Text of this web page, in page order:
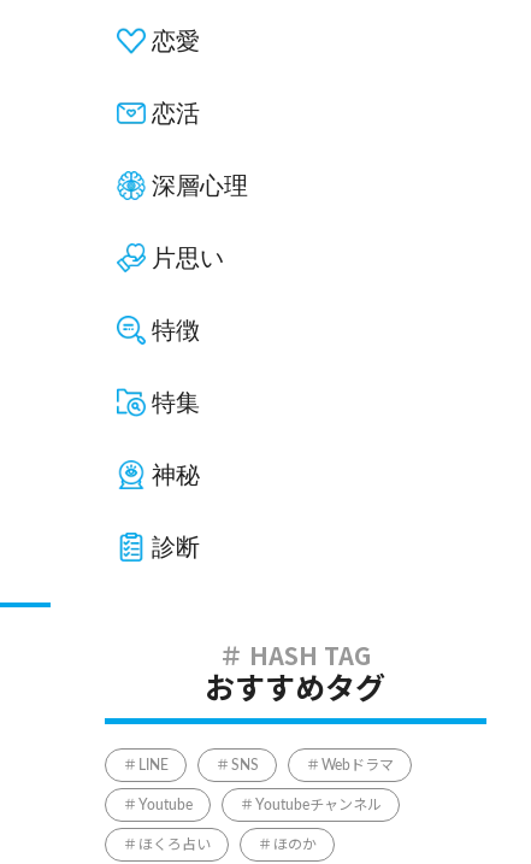
恋愛
恋活
深層心理
片思い
特徴
特集
神秘
診断
おすすめタグ
LINE SNS Webドラマ
Youtube Youtubeチャンネル
ほくろ占い ほのか